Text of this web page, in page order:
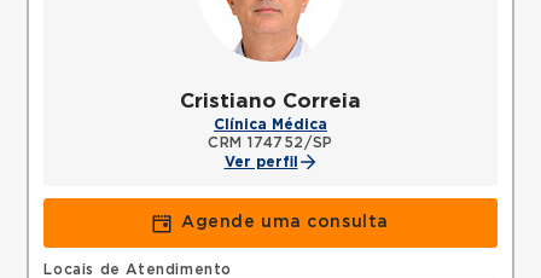
Cristiano Correia
Clínica Médica
CRM 174752/SP
Ver perfil
Agende uma consulta
Locais de Atendimento